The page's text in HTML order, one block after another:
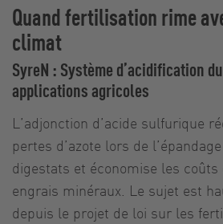
Quand fertilisation rime
climat
SyreN : Système d’acidification
applications agricoles
L’adjonction d’acide sulfurique
pertes d’azote lors de
digestats et économise les coûts
engrais minéraux. Le sujet est
depuis le projet de loi sur les